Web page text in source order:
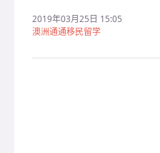
2019年03月25日 15:05
澳洲通通移民留学